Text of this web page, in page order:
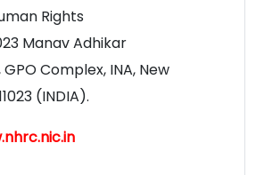
Rights
Manav Adhikar
Complex, INA, New
(INDIA).